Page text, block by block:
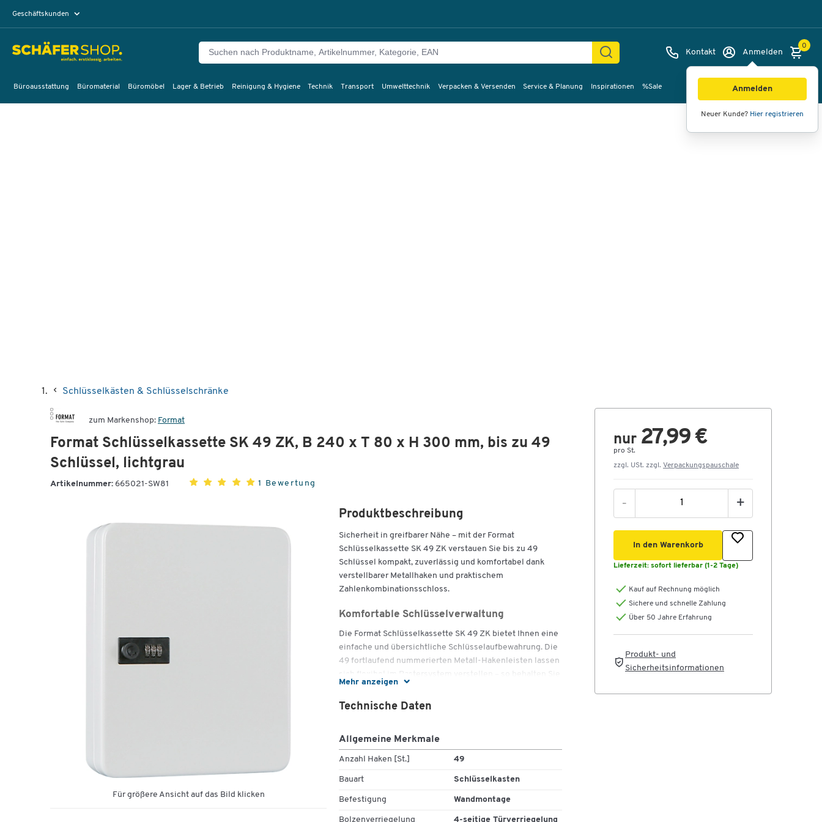
Geschäftskunden
Kontakt Anmelden
Anmelden
Neuer Kunde? Hier registrieren
0
Büroausstattung Büromaterial Büromöbel Lager & Betrieb Reinigung & Hygiene Technik Transport Umwelttechnik Verpacken & Versenden Service & Planung Inspirationen %Sale
Schlüsselkästen & Schlüsselschränke
zum Markenshop: Format
Format Schlüsselkassette SK 49 ZK, B 240 x T 80 x H 300 mm, bis zu 49
Schlüssel, lichtgrau
Artikelnummer: 665021-SW81 1 Bewertung
Für größere Ansicht auf das Bild klicken
Mehr anzeigen
Produktbeschreibung
Sicherheit in greifbarer Nähe – mit der Format
Schlüsselkassette SK 49 ZK verstauen Sie bis zu 49
Schlüssel kompakt, zuverlässig und komfortabel dank
verstellbarer Metallhaken und praktischem
Zahlenkombinationsschloss.
Komfortable Schlüsselverwaltung
Die Format Schlüsselkassette SK 49 ZK bietet Ihnen eine
einfache und übersichtliche Schlüsselaufbewahrung. Die
49 fortlaufend nummerierten Metall-Hakenleisten lassen
sich flexibel im Rastersystem verstellen – so behalten Sie
immer den Überblick. Durch die intelligente
Raumnutzung an Rückwand und Türbereich sparen Sie
Maximale Flexibilität
Dank des serienmäßigen Zahlenkombinationsschlosses
Zahlenkombination. Mit einem Türöffnungswinkel von
Technische Daten
Allgemeine Merkmale
Anzahl Haken [St.] 49
Bauart Schlüsselkasten
Befestigung Wandmontage
Bolzenverriegelung 4-seitige Türverriegelung
nur 27,99 €
pro St.
zzgl. USt. zzgl. Verpackungspauschale
- +
In den Warenkorb
Lieferzeit: sofort lieferbar (1-2 Tage)
Kauf auf Rechnung möglich
Sichere und schnelle Zahlung
Über 50 Jahre Erfahrung
Produkt- und
Sicherheitsinformationen
Bilder Videos 360°-Ansicht